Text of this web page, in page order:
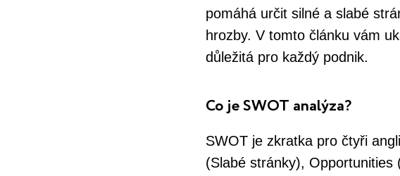
pomáhá určit silné a slabé
hrozby. V tomto článku vám
důležitá pro každý podnik.
Co je SWOT analýza?
SWOT je zkratka pro čtyři
(Slabé stránky),